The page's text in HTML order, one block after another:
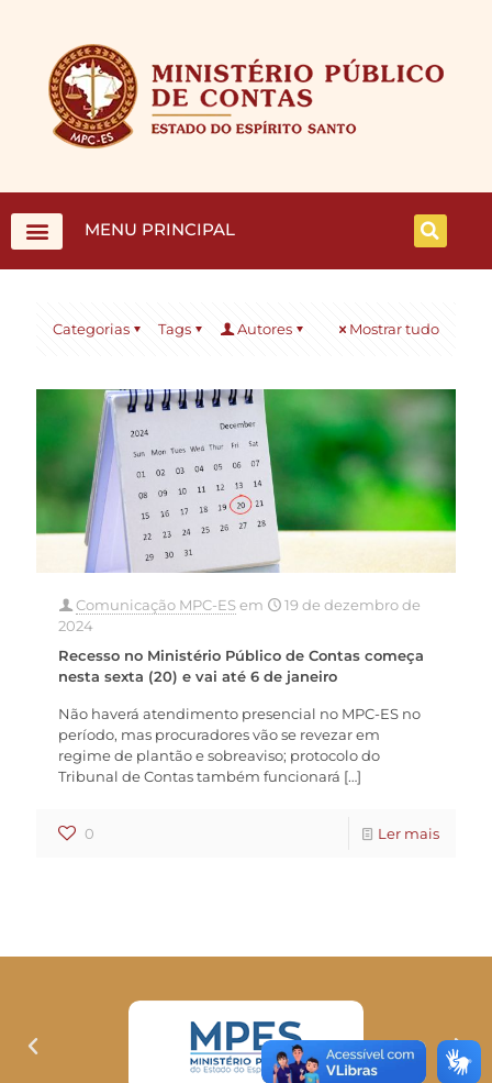
MENU PRINCIPAL
Categorias Tags Autores Mostrar tudo
Comunicação MPC-ESem
19 de dezembro de
2024
Recesso no Ministério Público de Contas começa
nesta sexta (20) e vai até 6 de janeiro
Não haverá atendimento presencial no MPC-ES no
período, mas procuradores vão se revezar em
regime de plantão e sobreaviso; protocolo do
Tribunal de Contas também funcionará […]
0 Ler mais